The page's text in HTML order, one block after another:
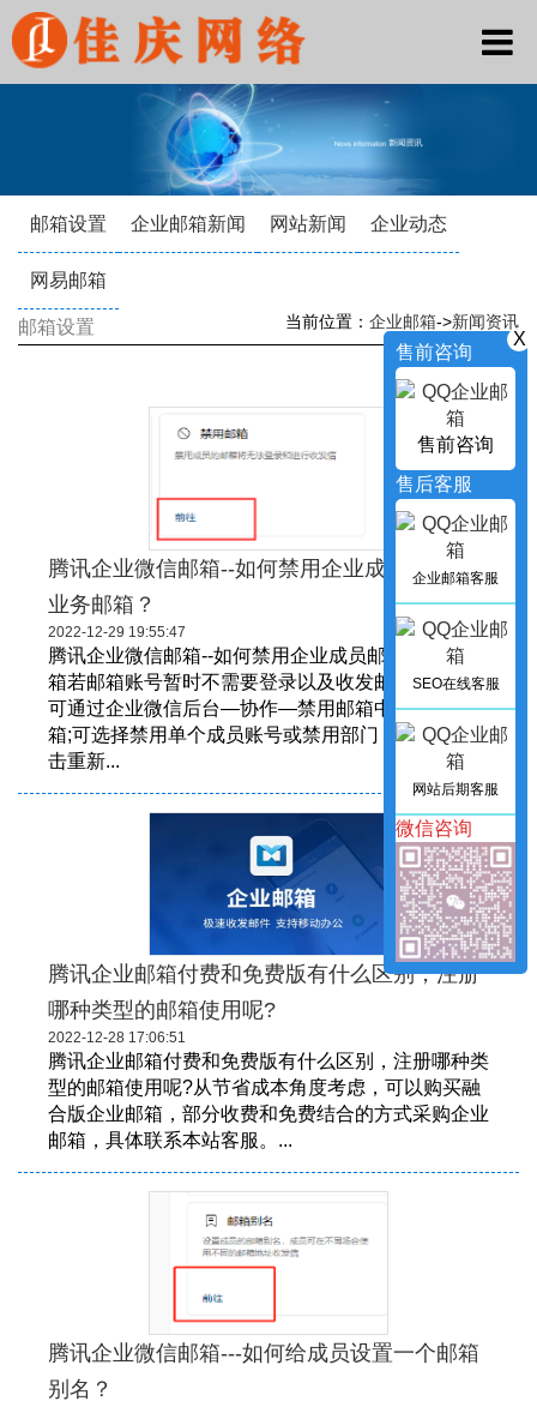
邮箱设置 企业邮箱新闻 网站新闻 企业动态
网易邮箱
邮箱设置 当前位置： 企业邮箱->新闻资讯
腾讯企业微信邮箱--如何禁用企业成员邮箱和
业务邮箱？
2022-12-29 19:55:47
腾讯企业微信邮箱--如何禁用企业成员邮箱和业务邮
箱若邮箱账号暂时不需要登录以及收发邮件，管理员
可通过企业微信后台—协作—禁用邮箱中操作禁用邮
箱;可选择禁用单个成员账号或禁用部门，后续可点
击重新...
腾讯企业邮箱付费和免费版有什么区别，注册
哪种类型的邮箱使用呢?
2022-12-28 17:06:51
腾讯企业邮箱付费和免费版有什么区别，注册哪种类
型的邮箱使用呢?从节省成本角度考虑，可以购买融
合版企业邮箱，部分收费和免费结合的方式采购企业
邮箱，具体联系本站客服。...
腾讯企业微信邮箱---如何给成员设置一个邮箱
别名？
X
售前咨询
售前咨询
售后客服
企业邮箱客服
SEO在线客服
网站后期客服
微信咨询